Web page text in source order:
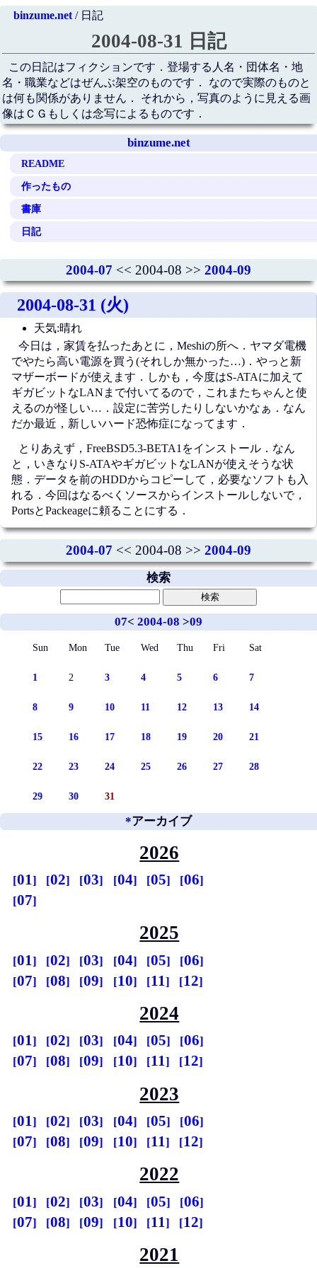
binzume.net/ 日記
2004-08-31 日記
この日記はフィクションです．登場する人名・団体名・地
名・職業などはぜんぶ架空のものです． なので実際のものと
は何も関係がありません． それから，写真のように見える画
像はＣＧもしくは念写によるものです．
binzume.net
README
作ったもの
書庫
日記
2004-07 << 2004-08 >> 2004-09
2004-08-31 (火)
天気:晴れ
今日は，家賃を払ったあとに，Meshiの所へ．ヤマダ電機
でやたら高い電源を買う(それしか無かった…)．やっと新
マザーボードが使えます．しかも，今度はS-ATAに加えて
ギガビットなLANまで付いてるので，これまたちゃんと使
えるのが怪しい…．設定に苦労したりしないかなぁ．なん
だか最近，新しいハード恐怖症になってます．
とりあえず，FreeBSD5.3-BETA1をインストール．なん
と，いきなりS-ATAやギガビットなLANが使えそうな状
態．データを前のHDDからコピーして，必要なソフトも入
れる．今回はなるべくソースからインストールしないで，
PortsとPackeageに頼ることにする．
2004-07 << 2004-08 >> 2004-09
検索
07< 2004-08 >09
Sun Mon Tue Wed Thu Fri Sat
1 2 3 4 5 6 7
8 9 10 11 12 13 14
15 16 17 18 19 20 21
22 23 24 25 26 27 28
29 30 31
*アーカイブ
2026
01 02 03 04 05
06
07
2025
01 02 03 04 05
06
07
08 09 10 11 12
2024
01 02 03 04 05
06
07
08 09 10 11 12
2023
01 02 03 04 05
06
07
08 09 10 11 12
2022
01 02 03 04 05
06
07
08 09 10 11 12
2021